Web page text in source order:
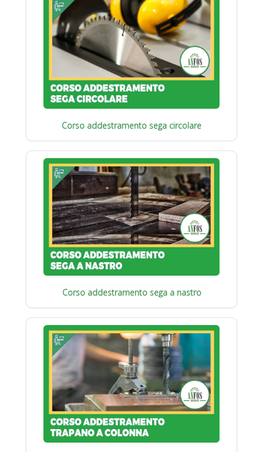
Corso addestramento sega circolare
Corso addestramento sega a nastro